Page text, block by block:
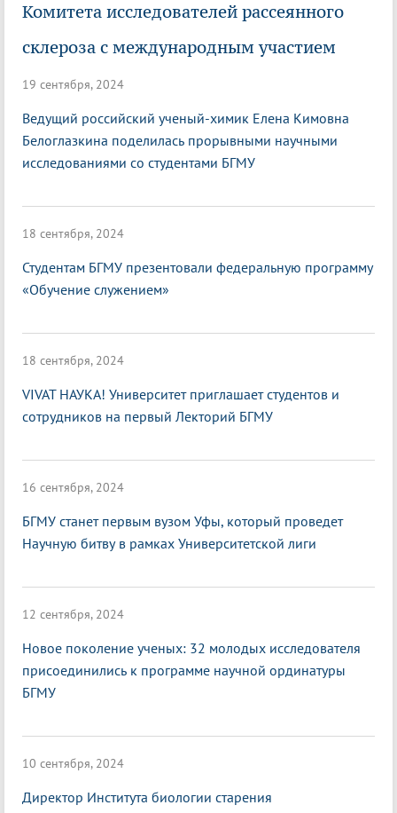
Комитета исследователей рассеянного
склероза с международным участием
19 сентября, 2024
Ведущий российский ученый-химик Елена Кимовна
Белоглазкина поделилась прорывными научными
исследованиями со студентами БГМУ
18 сентября, 2024
Студентам БГМУ презентовали федеральную программу
«Обучение служением»
18 сентября, 2024
VIVAT НАУКА! Университет приглашает студентов и
сотрудников на первый Лекторий БГМУ
16 сентября, 2024
БГМУ станет первым вузом Уфы, который проведет
Научную битву в рамках Университетской лиги
12 сентября, 2024
Новое поколение ученых: 32 молодых исследователя
присоединились к программе научной ординатуры
БГМУ
10 сентября, 2024
Директор Института биологии старения